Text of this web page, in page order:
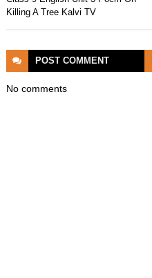
Killing A Tree Kalvi TV
POST COMMENT
No comments